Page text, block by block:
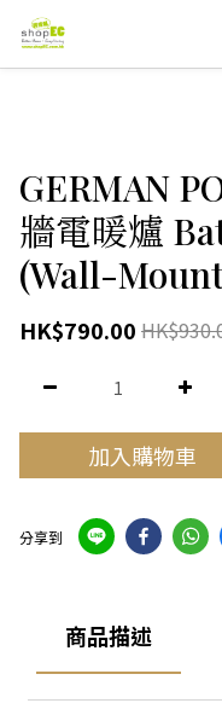
GERMAN
牆電暖爐
(Wall-
HK$790.00
加入購物車
分享到
商品描述